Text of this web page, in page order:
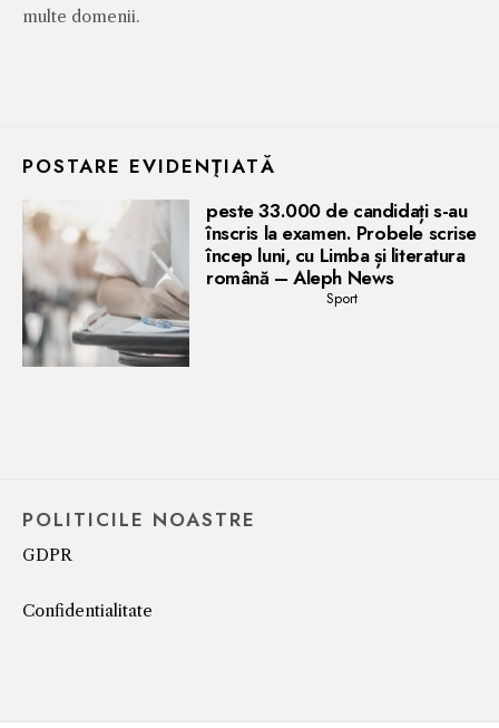
multe domenii.
POSTARE EVIDENŢIATĂ
peste 33.000 de candidați s-au
înscris la examen. Probele scrise
încep luni, cu Limba și literatura
română – Aleph News
Sport
POLITICILE NOASTRE
GDPR
Confidentialitate